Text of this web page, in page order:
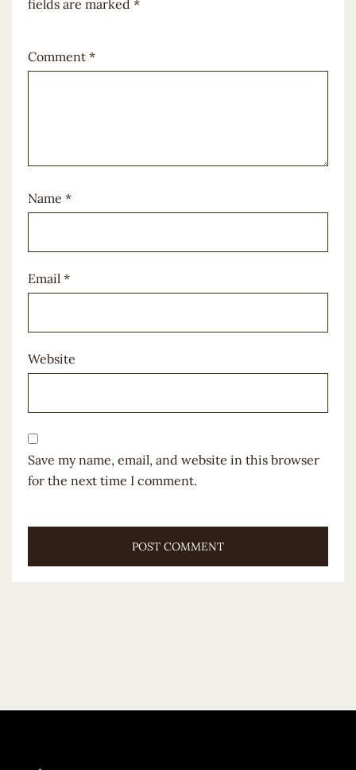
fields are marked *
Comment *
Name *
Email *
Website
Save my name, email, and website in this browser
for the next time I comment.